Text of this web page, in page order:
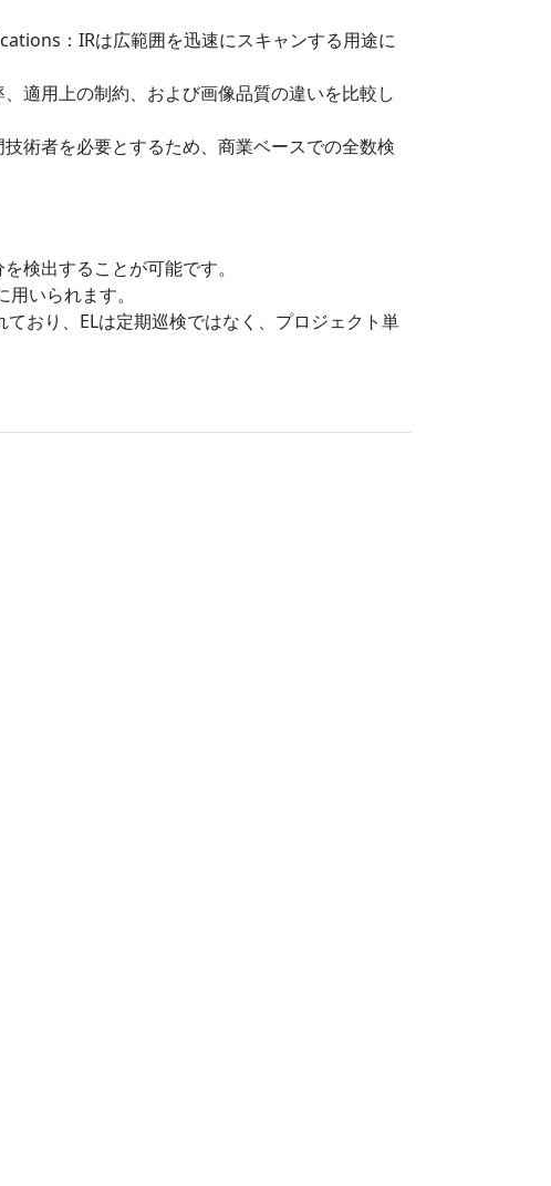
：IRは広範囲を迅速にスキャンする用途に
適用上の制約、および画像品質の違いを比較し
術者を必要とするため、商業ベースでの全数検
検出することが可能です。
いられます。
おり、ELは定期巡検ではなく、プロジェクト単